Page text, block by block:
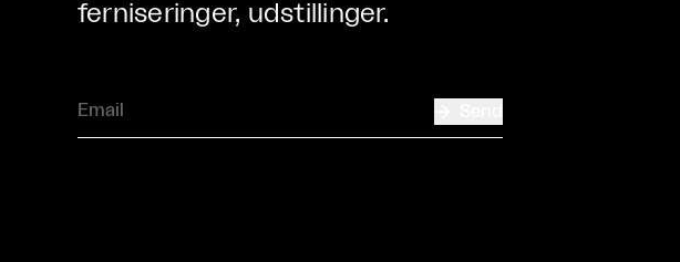
ferniseringer, udstillinger.